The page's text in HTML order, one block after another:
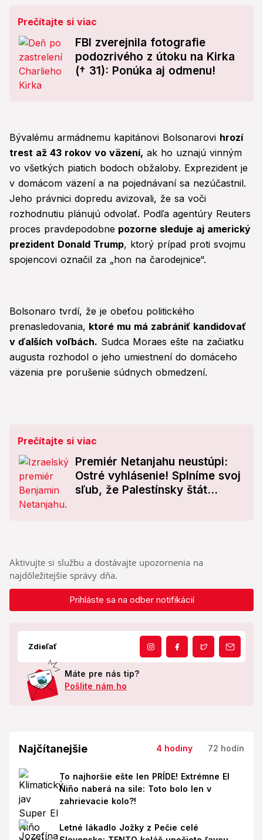
Prečítajte si viac
FBI zverejnila fotografie
podozrivého z útoku na Kirka
(† 31): Ponúka aj odmenu!
Bývalému armádnemu kapitánovi Bolsonarovi hrozí
trest až 43 rokov vo väzení, ak ho uznajú vinným
vo všetkých piatich bodoch obžaloby. Exprezident je
v domácom väzení a na pojednávaní sa nezúčastnil.
Jeho právnici dopredu avizovali, že sa voči
rozhodnutiu plánujú odvolať. Podľa agentúry Reuters
proces pravdepodobne pozorne sleduje aj americký
prezident Donald Trump, ktorý prípad proti svojmu
spojencovi označil za „hon na čarodejnice“.
Bolsonaro tvrdí, že je obeťou politického
prenasledovania, ktoré mu má zabrániť kandidovať
v ďalších voľbách. Sudca Moraes ešte na začiatku
augusta rozhodol o jeho umiestnení do domáceho
väzenia pre porušenie súdnych obmedzení.
Prečítajte si viac
Premiér Netanjahu neustúpi:
Ostré vyhlásenie! Splníme svoj
sľub, že Palestínsky štát...
Aktivujte si službu a dostávajte upozornenia na
najdôležitejšie správy dňa.
Prihláste sa na odber notifikácií
Zdieľať
Máte pre nás tip?
Pošlite nám ho
Najčítanejšie 4 hodiny 72 hodín
To najhoršie ešte len PRÍDE! Extrémne El
Niño naberá na sile: Toto bolo len v
zahrievacie kolo?!
Letné lákadlo Jožky z Pečie celé